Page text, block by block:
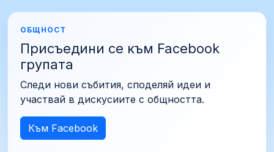
ОБЩНОСТ
Присъедини се към Facebook
групата
Следи нови събития, споделяй идеи и
участвай в дискусиите с общността.
Към Facebook